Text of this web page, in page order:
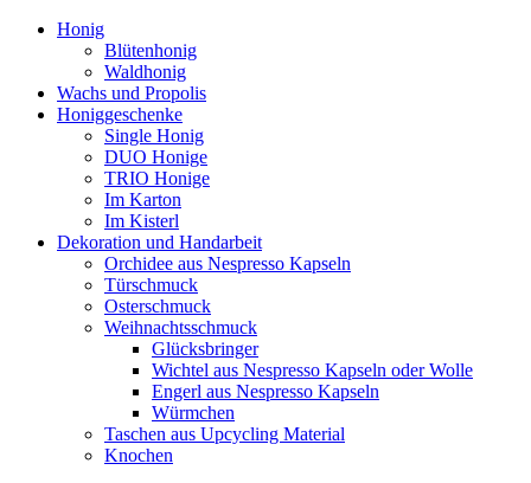
Honig
Blütenhonig
Waldhonig
Wachs und Propolis
Honiggeschenke
Single Honig
DUO Honige
TRIO Honige
Im Karton
Im Kisterl
Dekoration und Handarbeit
Orchidee aus Nespresso Kapseln
Türschmuck
Osterschmuck
Weihnachtsschmuck
Glücksbringer
Wichtel aus Nespresso Kapseln oder Wolle
Engerl aus Nespresso Kapseln
Würmchen
Taschen aus Upcycling Material
Knochen